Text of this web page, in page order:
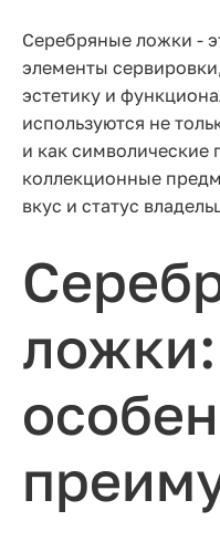
Серебряные ложки -
элементы
эстетику и
используются не
и как символические
коллекционные
вкус и статус
ложки: